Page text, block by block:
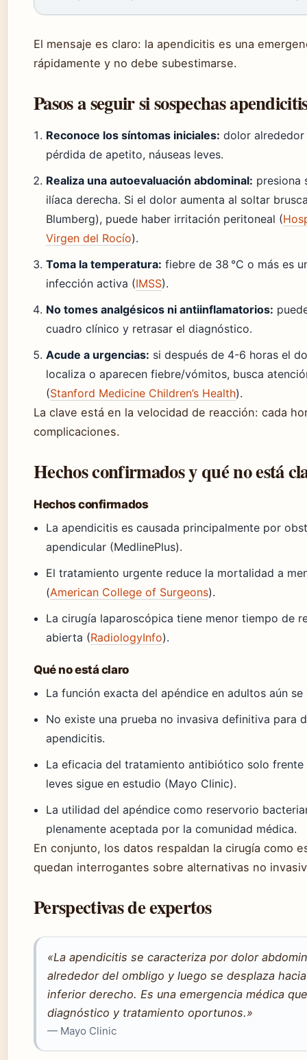
El mensaje es claro: la apendicitis es una
rápidamente y no debe subestimarse.
Pasos a seguir si sospechas
Reconoce los síntomas iniciales: dolor
pérdida de apetito, náuseas leves.
Realiza una autoevaluación abdominal: presiona
ilíaca derecha. Si el dolor aumenta al soltar
Blumberg), puede haber irritación peritoneal (
Virgen del Rocío).
Toma la temperatura: fiebre de 38 °C o más es
infección activa (IMSS).
No tomes analgésicos ni antiinflamatorios:
cuadro clínico y retrasar el diagnóstico.
Acude a urgencias: si después de 4-6 horas el
localiza o aparecen fiebre/vómitos, busca
(Stanford Medicine Children’s Health).
La clave está en la velocidad de reacción: cada
complicaciones.
Hechos confirmados y qué no está
Hechos confirmados
La apendicitis es causada principalmente por
apendicular (MedlinePlus).
El tratamiento urgente reduce la mortalidad a
(American College of Surgeons).
La cirugía laparoscópica tiene menor tiempo de
abierta (RadiologyInfo).
Qué no está claro
La función exacta del apéndice en adultos aún
No existe una prueba no invasiva definitiva para
apendicitis.
La eficacia del tratamiento antibiótico solo frente
leves sigue en estudio (Mayo Clinic).
La utilidad del apéndice como reservorio
plenamente aceptada por la comunidad médica.
En conjunto, los datos respaldan la cirugía como
quedan interrogantes sobre alternativas no
Perspectivas de expertos
«La apendicitis se caracteriza por dolor
alrededor del ombligo y luego se desplaza
inferior derecho. Es una emergencia médica
diagnóstico y tratamiento oportunos.»
— Mayo Clinic